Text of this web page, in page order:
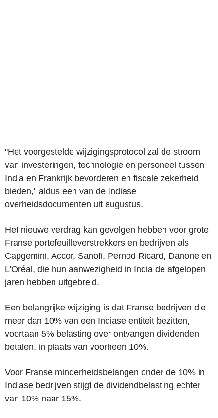
"Het voorgestelde wijzigingsprotocol zal de stroom
van investeringen, technologie en personeel tussen
India en Frankrijk bevorderen en fiscale zekerheid
bieden," aldus een van de Indiase
overheidsdocumenten uit augustus.
Het nieuwe verdrag kan gevolgen hebben voor grote
Franse portefeuilleverstrekkers en bedrijven als
Capgemini, Accor, Sanofi, Pernod Ricard, Danone en
L'Oréal, die hun aanwezigheid in India de afgelopen
jaren hebben uitgebreid.
Een belangrijke wijziging is dat Franse bedrijven die
meer dan 10% van een Indiase entiteit bezitten,
voortaan 5% belasting over ontvangen dividenden
betalen, in plaats van voorheen 10%.
Voor Franse minderheidsbelangen onder de 10% in
Indiase bedrijven stijgt de dividendbelasting echter
van 10% naar 15%.